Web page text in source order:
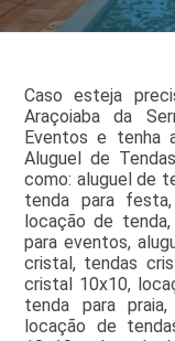
Caso esteja
Araçoiaba da
Eventos e tenha
Aluguel de
como: aluguel de
tenda para
locação de
para eventos,
cristal, tendas
cristal 10x10,
tenda para
locação de